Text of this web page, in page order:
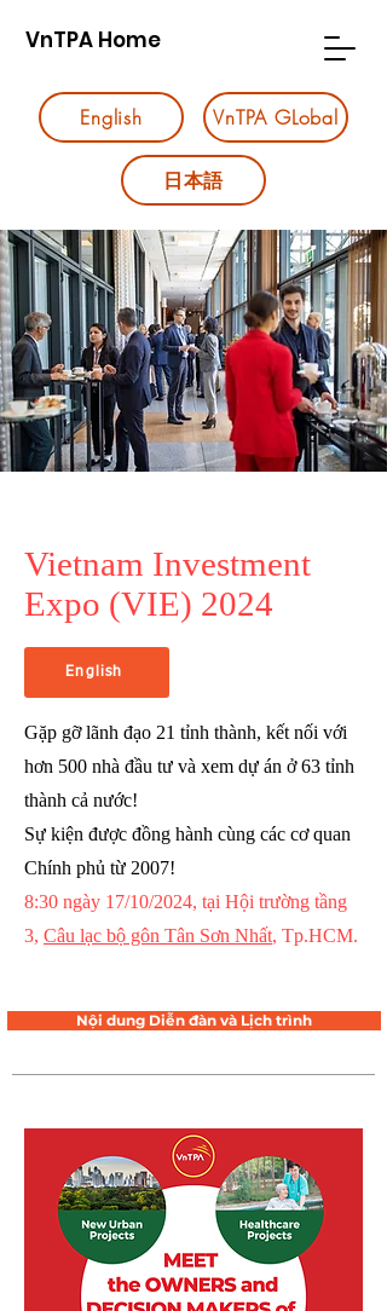
VnTPA Home
English VnTPA GLobal
日本語
Vietnam Investment
Expo (VIE) 2024
English
Gặp gỡ lãnh đạo 21 tỉnh thành, kết nối với
hơn 500 nhà đầu tư và xem dự án ở 63 tỉnh
thành cả nước!
Sự kiện được đồng hành cùng các cơ quan
Chính phủ từ 2007!
8:30 ngày 17/10/2024, tại Hội trường tầng
3, Câu lạc bộ gôn Tân Sơn Nhất, Tp.HCM.
Nội dung Diễn đàn và Lịch trình